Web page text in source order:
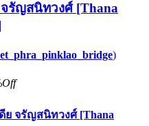
รัญสนิทวงศ์ [Thana
)
Off
ย จรัญสนิทวงศ์ [Thana